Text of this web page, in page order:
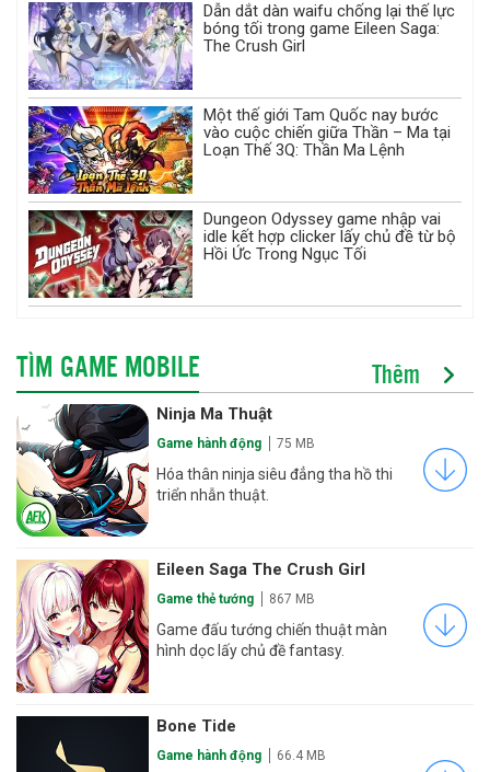
Dẫn dắt dàn waifu chống lại thế lực
bóng tối trong game Eileen Saga:
The Crush Girl
Một thế giới Tam Quốc nay bước
vào cuộc chiến giữa Thần – Ma tại
Loạn Thế 3Q: Thần Ma Lệnh
Dungeon Odyssey game nhập vai
idle kết hợp clicker lấy chủ đề từ bộ
Hồi Ức Trong Ngục Tối
TÌM GAME MOBILE Thêm
Ninja Ma Thuật
Game hành động 75 MB
Hóa thân ninja siêu đẳng tha hồ thi
triển nhẫn thuật.
Eileen Saga The Crush Girl
Game thẻ tướng 867 MB
Game đấu tướng chiến thuật màn
hình dọc lấy chủ đề fantasy.
Bone Tide
Game hành động 66.4 MB